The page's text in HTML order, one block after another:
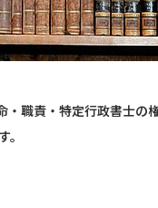
職責・特定行政書士の